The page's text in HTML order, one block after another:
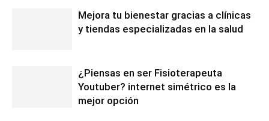
Mejora tu bienestar gracias a clínicas
y tiendas especializadas en la salud
¿Piensas en ser Fisioterapeuta
Youtuber? internet simétrico es la
mejor opción